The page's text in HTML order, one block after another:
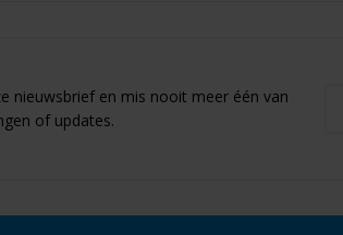
nieuwsbrief en mis nooit meer één van
of updates.